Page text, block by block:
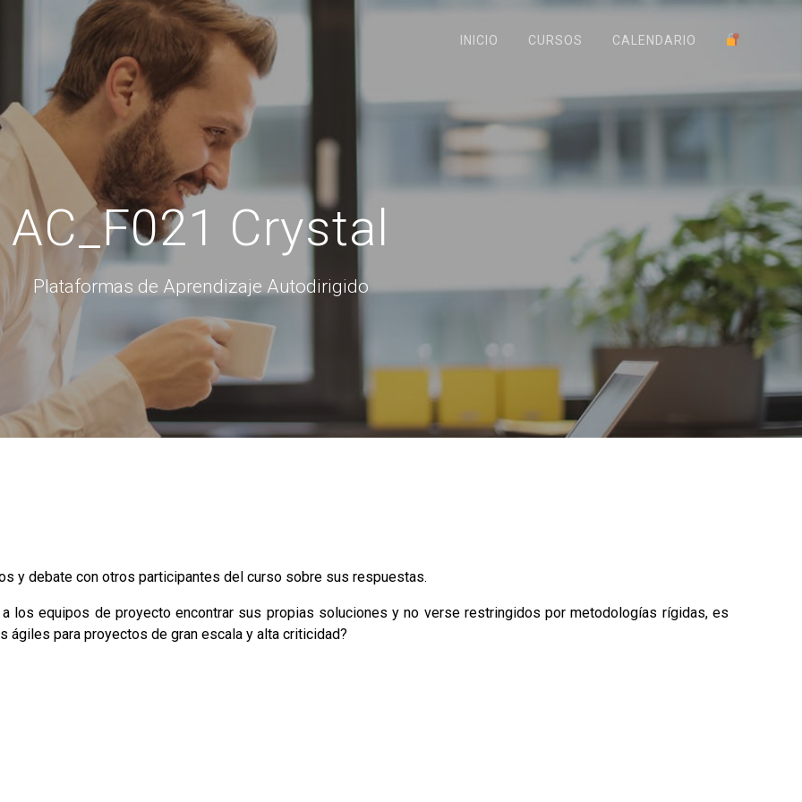
INICIO CURSOS CALENDARIO
AC_F021 Crystal
Plataformas de Aprendizaje Autodirigido
y debate con otros participantes del curso sobre sus respuestas.
los equipos de proyecto encontrar sus propias soluciones y no verse restringidos por metodologías rígidas, es
para proyectos de gran escala y alta criticidad?